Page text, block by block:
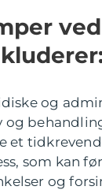
og
og
et
som kan
og